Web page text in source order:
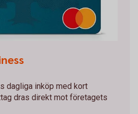
dagliga inköp med kort
dras direkt mot företagets